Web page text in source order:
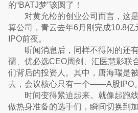
的“BATJ梦”该圆了！
对黄允松的创业公司而言，这
算公司，青云去年6月刚完成10.8
IPO前夜。
听闻消息后，同样不得闲的还
孺、优必选CEO周剑、汇医慧影联
们背后的投资人。其中，唐海瑞是
去，会议核心只有一个——A股IPO。
时间变得紧迫起来。就像起跑
做热身准备的选手们，瞬间切换到